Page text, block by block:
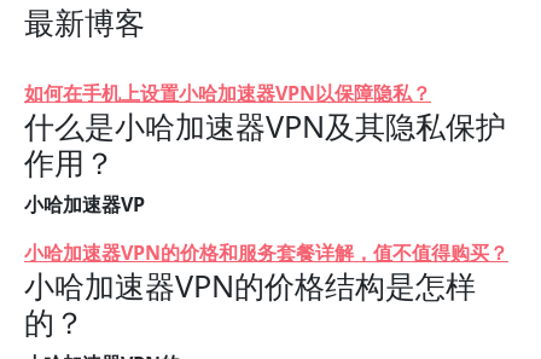
最新博客
如何在手机上设置小哈加速器VPN以保障隐私？
什么是小哈加速器VPN及其隐私保护
作用？
小哈加速器VP
小哈加速器VPN的价格和服务套餐详解，值不值得购买？
小哈加速器VPN的价格结构是怎样
的？